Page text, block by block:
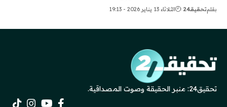
بقلمتحقيقـ24 الثلاثاء 13 يناير 2026 - 19:13
تحقيق24: منبر الحقيقة وصوت المصداقية.